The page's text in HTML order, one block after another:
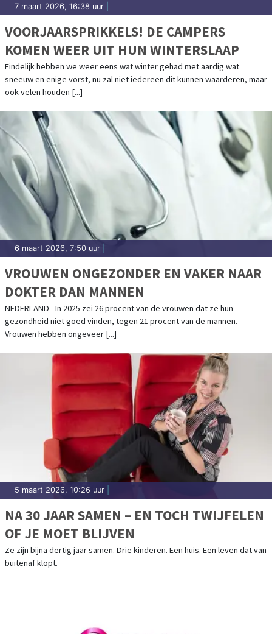
7 maart 2026, 16:38 uur
VOORJAARSPRIKKELS! DE CAMPERS
KOMEN WEER UIT HUN WINTERSLAAP
Eindelijk hebben we weer eens wat winter gehad met aardig wat
sneeuw en enige vorst, nu zal niet iedereen dit kunnen waarderen, maar
ook velen houden [...]
6 maart 2026, 7:50 uur
VROUWEN ONGEZONDER EN VAKER NAAR
DOKTER DAN MANNEN
NEDERLAND - In 2025 zei 26 procent van de vrouwen dat ze hun
gezondheid niet goed vinden, tegen 21 procent van de mannen.
Vrouwen hebben ongeveer [...]
5 maart 2026, 10:26 uur
NA 30 JAAR SAMEN – EN TOCH TWIJFELEN
OF JE MOET BLIJVEN
Ze zijn bijna dertig jaar samen. Drie kinderen. Een huis. Een leven dat van
buitenaf klopt.